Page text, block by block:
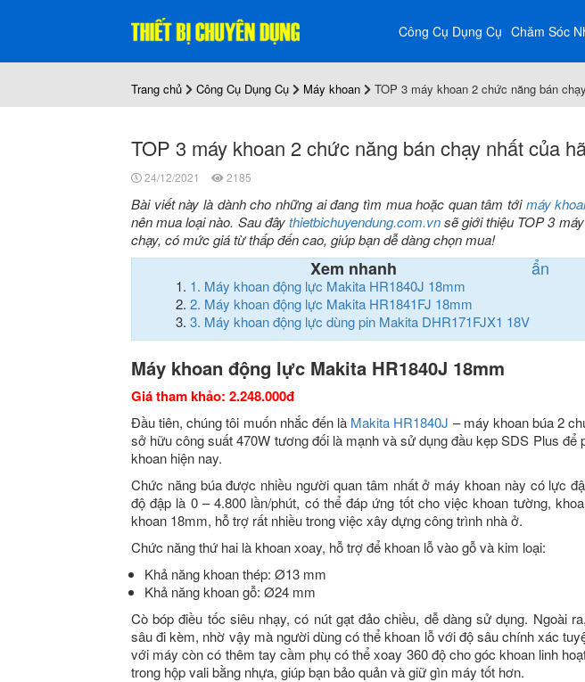
Công Cụ Dụng Cụ Chăm Sóc
Trang chủ Công Cụ Dụng Cụ Máy khoan TOP 3 máy khoan 2 chức năng bán
TOP 3 máy khoan 2 chức năng bán chạy nhất của
24/12/2021 2185
Bài viết này là dành cho những ai đang tìm mua hoặc quan tâm tớimáy
nên mua loại nào. Sau đâythietbichuyendung.com.vnsẽ giới thiệu TOP 3
chạy, có mức giá từ thấp đến cao, giúp bạn dễ dàng chọn mua!
Xem nhanh ẩn
1. Máy khoan động lực Makita HR1840J 18mm
2. Máy khoan động lực Makita HR1841FJ 18mm
3. Máy khoan động lực dùng pin Makita DHR171FJX1 18V
Máy khoan động lực Makita HR1840J 18mm
Giá tham khảo: 2.248.000đ
Đầu tiên, chúng tôi muốn nhắc đến là Makita HR1840J – máy khoan búa 2
sở hữu công suất 470W tương đối là mạnh và sử dụng đầu kẹp SDS Plus để
khoan hiện nay.
Chức năng búa được nhiều người quan tâm nhất ở máy khoan này có lực
độ đập là 0 – 4.800 lần/phút, có thể đáp ứng tốt cho việc khoan tường,
khoan 18mm, hỗ trợ rất nhiều trong việc xây dựng công trình nhà ở.
Chức năng thứ hai là khoan xoay, hỗ trợ để khoan lỗ vào gỗ và kim loại:
Khả năng khoan thép: Ø13 mm
Khả năng khoan gỗ: Ø24 mm
Cò bóp điều tốc siêu nhạy, có nút gạt đảo chiều, dễ dàng sử dụng. Ngoài
sâu đi kèm, nhờ vậy mà người dùng có thể khoan lỗ với độ sâu chính xác
với máy còn có thêm tay cầm phụ có thể xoay 360 độ cho góc khoan linh
trong hộp vali bằng nhựa, giúp bạn bảo quản và giữ gìn máy tốt hơn.